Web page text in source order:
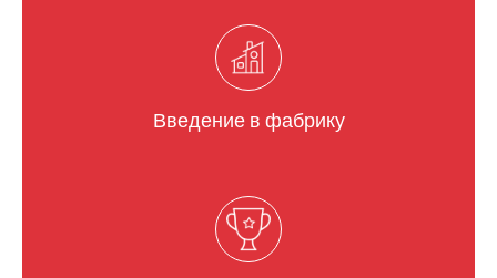
Введение в фабрику